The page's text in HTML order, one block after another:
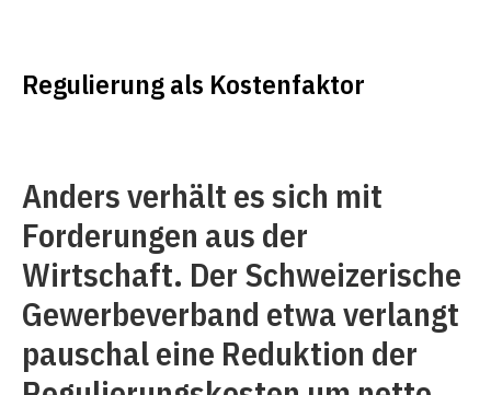
Regulierung als Kostenfaktor
Anders verhält es sich mit
Forderungen aus der
Wirtschaft. Der Schweizerische
Gewerbeverband etwa verlangt
pauschal eine Reduk­tion der